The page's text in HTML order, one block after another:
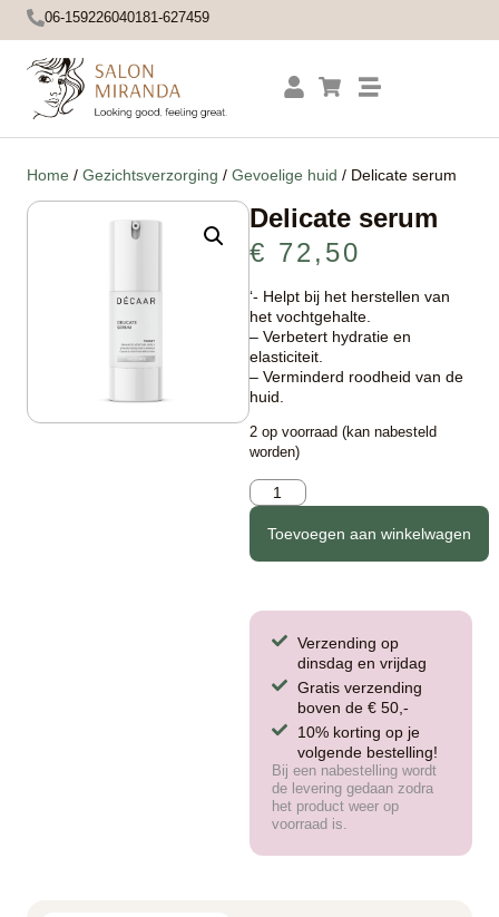
06-159226040181-627459
Home / Gezichtsverzorging / Gevoelige huid / Delicate serum
Delicate serum
€ 72,50
‘- Helpt bij het herstellen van
het vochtgehalte.
– Verbetert hydratie en
elasticiteit.
– Verminderd roodheid van de
huid.
2 op voorraad (kan nabesteld
worden)
Toevoegen aan winkelwagen
Verzending op
dinsdag en vrijdag
Gratis verzending
boven de € 50,-
10% korting op je
volgende bestelling!
Bij een nabestelling wordt
de levering gedaan zodra
het product weer op
voorraad is.